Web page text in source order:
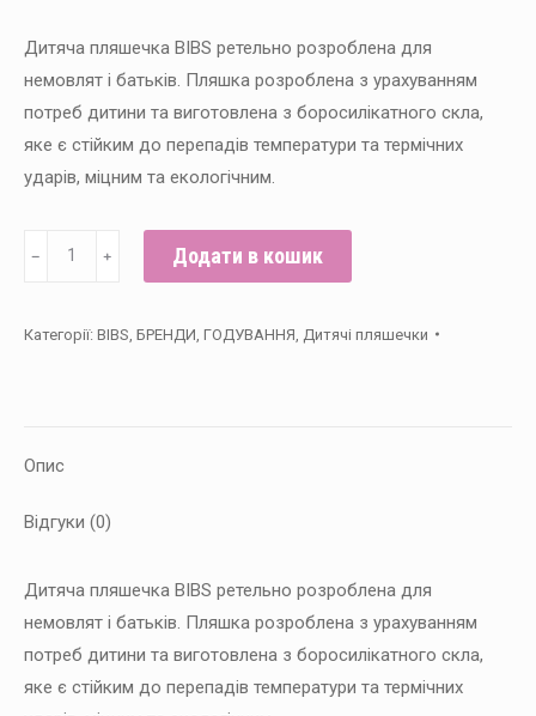
Дитяча пляшечка BIBS ретельно розроблена для
немовлят і батьків. Пляшка розроблена з урахуванням
потреб дитини та виготовлена з боросилікатного скла,
яке є стійким до перепадів температури та термічних
ударів, міцним та екологічним.
Скляна
BIBS
110
–
Blue
кількість
﹣ ﹢ Додати в кошик
Категорії: BIBS БРЕНДИ ГОДУВАННЯ Дитячі пляшечки
Опис
Відгуки (0)
Дитяча пляшечка BIBS ретельно розроблена для
немовлят і батьків. Пляшка розроблена з урахуванням
потреб дитини та виготовлена з боросилікатного скла,
яке є стійким до перепадів температури та термічних